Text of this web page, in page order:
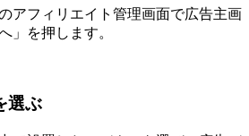
アフィリエイト管理画面で広告主画
」を押します。
選ぶ